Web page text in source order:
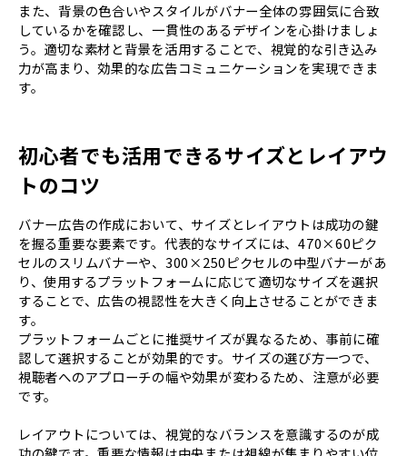
また、背景の色合いやスタイルがバナー全体の雰囲気に合致
しているかを確認し、一貫性のあるデザインを心掛けましょ
う。適切な素材と背景を活用することで、視覚的な引き込み
力が高まり、効果的な広告コミュニケーションを実現できま
す。
初心者でも活用できるサイズとレイアウ
トのコツ
バナー広告の作成において、サイズとレイアウトは成功の鍵
を握る重要な要素です。代表的なサイズには、470×60ピク
セルのスリムバナーや、300×250ピクセルの中型バナーがあ
り、使用するプラットフォームに応じて適切なサイズを選択
することで、広告の視認性を大きく向上させることができま
す。
プラットフォームごとに推奨サイズが異なるため、事前に確
認して選択することが効果的です。サイズの選び方一つで、
視聴者へのアプローチの幅や効果が変わるため、注意が必要
です。
レイアウトについては、視覚的なバランスを意識するのが成